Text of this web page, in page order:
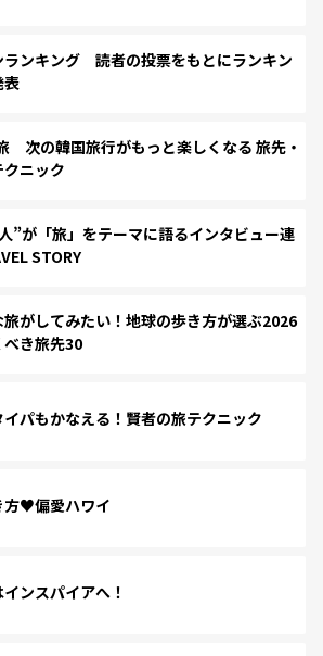
ランキング 読者の投票をもとにランキン
表
次の韓国旅行がもっと楽しくなる 旅先・
ニック
”が「旅」をテーマに語るインタビュー連
STORY
がしてみたい！地球の歩き方が選ぶ2026
き旅先30
パもかなえる！賢者の旅テクニック
方♥偏愛ハワイ
ンスパイアへ！